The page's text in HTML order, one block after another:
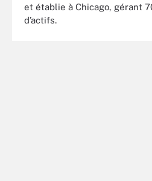
et établie à Chicago, gérant
d’actifs.